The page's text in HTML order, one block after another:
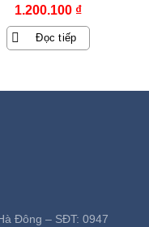
1.200.100 ₫
Đọc tiếp
Đông – SĐT: 0947